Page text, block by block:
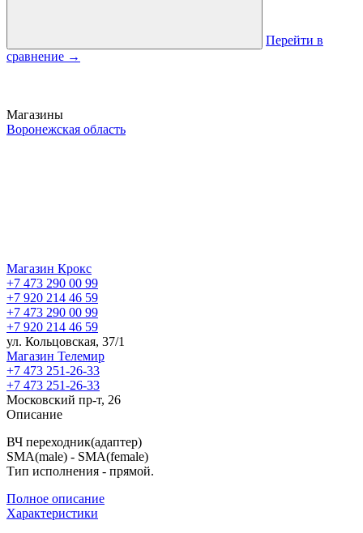
Перейти в
сравнение →
Магазины
Воронежская область
Магазин Крокс
+7 473 290 00 99
+7 920 214 46 59
+7 473 290 00 99
+7 920 214 46 59
ул. Кольцовская, 37/1
Магазин Телемир
+7 473 251-26-33
+7 473 251-26-33
Московский пр-т, 26
Описание
ВЧ переходник(адаптер)
SMA(male) - SMA(female)
Тип исполнения - прямой.
Полное описание
Характеристики